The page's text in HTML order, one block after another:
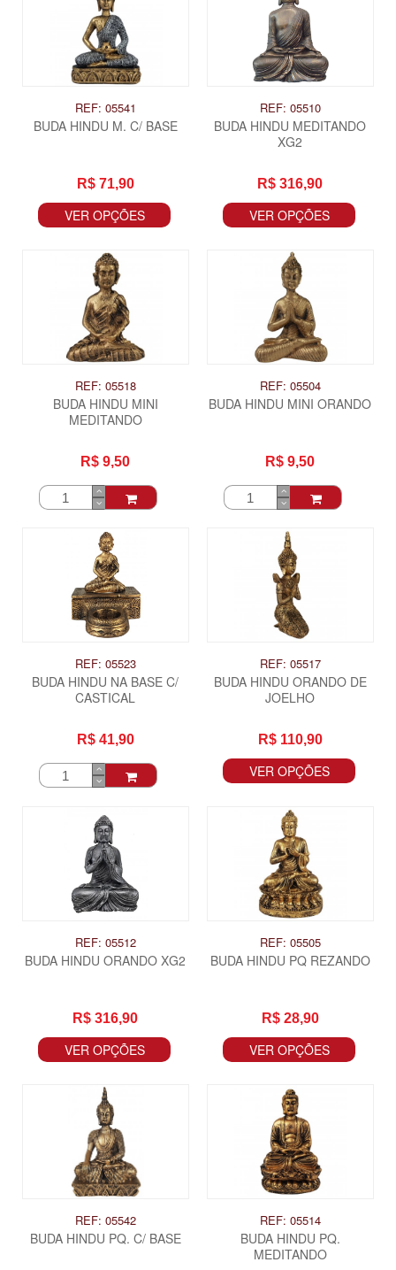
REF: 05541
BUDA HINDU M. C/ BASE
R$ 71,90
VER OPÇÕES
REF: 05510
BUDA HINDU MEDITANDO
XG2
R$ 316,90
VER OPÇÕES
REF: 05518
BUDA HINDU MINI
MEDITANDO
R$ 9,50
REF: 05504
BUDA HINDU MINI ORANDO
R$ 9,50
REF: 05523
BUDA HINDU NA BASE C/
CASTICAL
R$ 41,90
REF: 05517
BUDA HINDU ORANDO DE
JOELHO
R$ 110,90
VER OPÇÕES
REF: 05512
BUDA HINDU ORANDO XG2
R$ 316,90
VER OPÇÕES
REF: 05505
BUDA HINDU PQ REZANDO
R$ 28,90
VER OPÇÕES
REF: 05542
BUDA HINDU PQ. C/ BASE
REF: 05514
BUDA HINDU PQ.
MEDITANDO